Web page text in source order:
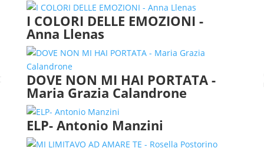
I COLORI DELLE EMOZIONI -
Anna Llenas
DOVE NON MI HAI PORTATA -
Maria Grazia Calandrone
ELP- Antonio Manzini